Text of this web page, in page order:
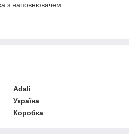
з наповнювачем.
Adali
Україна
Коробка